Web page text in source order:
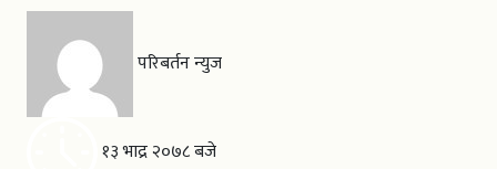
परिबर्तन न्युज
१३ भाद्र २०७८ बजे